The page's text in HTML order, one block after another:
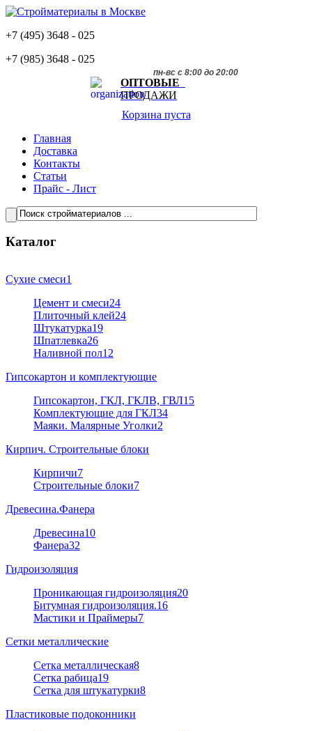
+7 (495) 3648 - 025
+7 (985) 3648 - 025
пн-вс с 8:00 до 20:00
ОПТОВЫЕ
ПРОДАЖИ
Корзина пуста
Главная
Доставка
Контакты
Статьи
Прайс - Лист
Каталог
Сухие смеси1
Цемент и смеси24
Плиточный клей24
Штукатурка19
Шпатлевка26
Наливной пол12
Гипсокартон и комплектующие
Гипсокартон, ГКЛ, ГКЛВ, ГВЛ15
Комплектующие для ГКЛ34
Маяки. Малярные Уголки2
Кирпич. Строительные блоки
Кирпичи7
Строительные блоки7
Древесина.Фанера
Древесина10
Фанера32
Гидроизоляция
Проникающая гидроизоляция20
Битумная гидроизоляция.16
Мастики и Праймеры7
Сетки металлические
Сетка металлическая8
Сетка рабица19
Сетка для штукатурки8
Пластиковые подоконники